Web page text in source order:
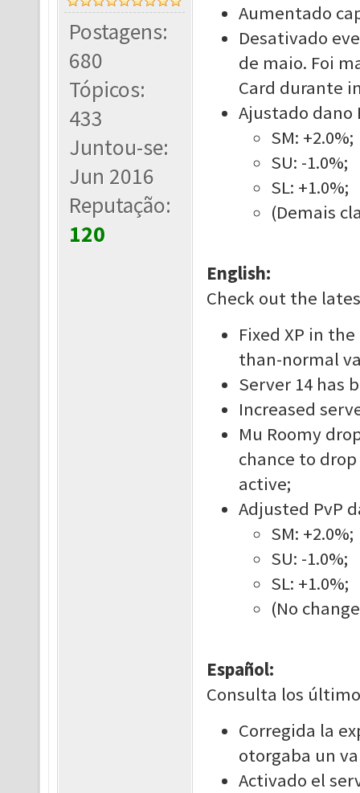
Postagens:
680
Tópicos:
433
Juntou-se:
Jun 2016
Reputação:
120
Aumentado
Desativado
de maio. Foi
Card durante
Ajustado dano
SM:
SU: -1.0%;
SL: +1.0%;
(Demais
English:
Check out the
Fixed XP in
than-normal
Server 14 has
Increased
Mu Roomy
chance to
active;
Adjusted PvP
SM:
SU: -1.0%;
SL: +1.0%;
(No
Español:
Consulta los
Corregida la
otorgaba un
Activado el